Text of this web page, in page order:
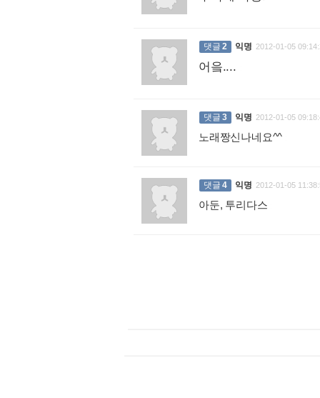
댓글2 익명 2012-01-05
어읔....
댓글3 익명 2012-01-05
노래짱신나네요^^
댓글4 익명 2012-01-05
아둔, 투리다스